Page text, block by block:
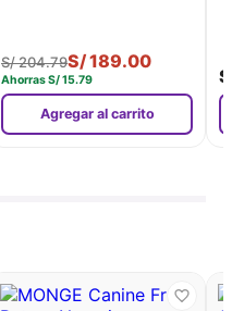
S/204.79S/189.00
AhorrasS/15.79
Agregar al carrito